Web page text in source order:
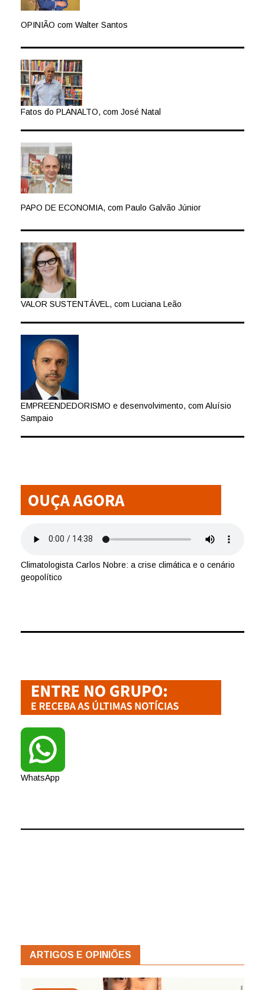
OPINIÃO com Walter Santos
Fatos do PLANALTO, com José Natal
PAPO DE ECONOMIA, com Paulo Galvão Júnior
VALOR SUSTENTÁVEL, com Luciana Leão
EMPREENDEDORISMO e desenvolvimento, com Aluísio
Sampaio
Climatologista Carlos Nobre: a crise climática e o cenário
geopolítico
WhatsApp
ARTIGOS E OPINIÕES